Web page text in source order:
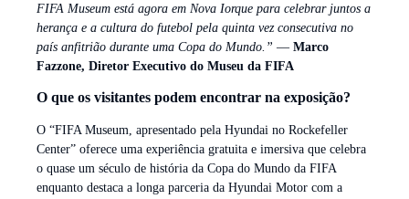
FIFA Museum está agora em Nova Iorque para celebrar juntos a
herança e a cultura do futebol pela quinta vez consecutiva no
país anfitrião durante uma Copa do Mundo.” — Marco
Fazzone, Diretor Executivo do Museu da FIFA
O que os visitantes podem encontrar na exposição?
O “FIFA Museum, apresentado pela Hyundai no Rockefeller
Center” oferece uma experiência gratuita e imersiva que celebra
o quase um século de história da Copa do Mundo da FIFA
enquanto destaca a longa parceria da Hyundai Motor com a